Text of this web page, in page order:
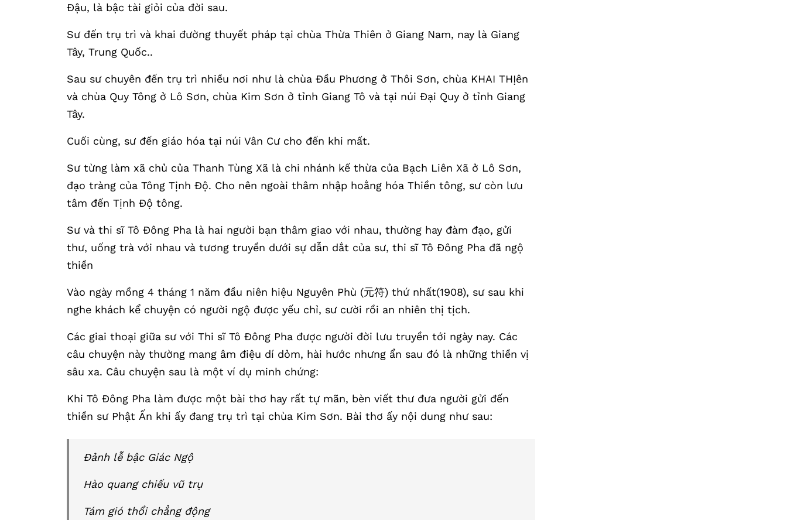
Đậu, là bậc tài giỏi của đời sau.
Sư đến trụ trì và khai đường thuyết pháp tại chùa Thừa Thiên ở Giang Nam, nay là Giang
Tây, Trung Quốc..
Sau sư chuyên đến trụ trì nhiều nơi như là chùa Đầu Phương ở Thôi Sơn, chùa KHAI THỊên
và chùa Quy Tông ở Lô Sơn, chùa Kim Sơn ở tỉnh Giang Tô và tại núi Đại Quy ở tỉnh Giang
Tây.
Cuối cùng, sư đến giáo hóa tại núi Vân Cư cho đến khi mất.
Sư từng làm xã chủ của Thanh Tùng Xã là chi nhánh kế thừa của Bạch Liên Xã ở Lô Sơn,
đạo tràng của Tông Tịnh Độ. Cho nên ngoài thâm nhập hoằng hóa Thiền tông, sư còn lưu
tâm đến Tịnh Độ tông.
Sư và thi sĩ Tô Đông Pha là hai người bạn thâm giao với nhau, thường hay đàm đạo, gửi
thư, uống trà với nhau và tương truyền dưới sự dẫn dắt của sư, thi sĩ Tô Đông Pha đã ngộ
thiền
Vào ngày mồng 4 tháng 1 năm đầu niên hiệu Nguyên Phù (元符) thứ nhất(1908), sư sau khi
nghe khách kể chuyện có người ngộ được yếu chỉ, sư cười rồi an nhiên thị tịch.
Các giai thoại giữa sư với Thi sĩ Tô Đông Pha được người đời lưu truyền tới ngày nay. Các
câu chuyện này thường mang âm điệu dí dỏm, hài hước nhưng ẩn sau đó là những thiền vị
sâu xa. Câu chuyện sau là một ví dụ minh chứng:
Khi Tô Đông Pha làm được một bài thơ hay rất tự mãn, bèn viết thư đưa người gửi đến
thiền sư Phật Ấn khi ấy đang trụ trì tại chùa Kim Sơn. Bài thơ ấy nội dung như sau:
Đảnh lễ bậc Giác Ngộ
Hào quang chiếu vũ trụ
Tám gió thổi chẳng động